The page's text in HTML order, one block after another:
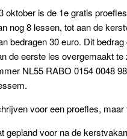
oktober is de 1e gratis
nog 8 lessen, tot aan de
bedragen 30 euro. Dit bedrag
de eerste les overgemaakt te
NL55 RABO 0154 0048
voor een proefles, maar
gepland voor na de